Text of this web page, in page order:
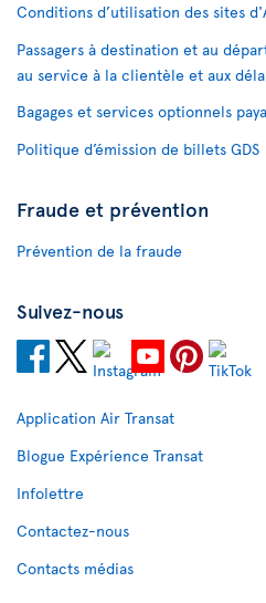
Conditions d’utilisation des sites
Passagers à destination et au
au service à la clientèle et aux
Bagages et services optionnels
Politique d’émission de billets GDS
Fraude et prévention
Prévention de la fraude
Suivez-nous
Application Air Transat
Blogue Expérience Transat
Infolettre
Contactez-nous
Contacts médias